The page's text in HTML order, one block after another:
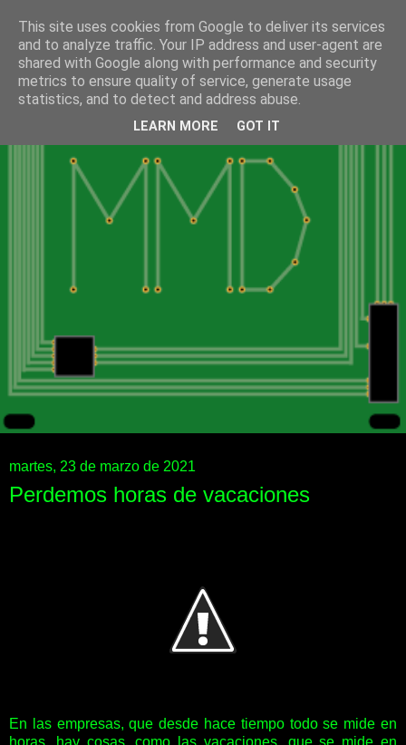
martes, 23 de marzo de 2021
Perdemos horas de vacaciones
En las empresas, que desde hace tiempo todo se mide en
horas, hay cosas, como las vacaciones, que se mide en
This site uses cookies from Google to deliver its services
and to analyze traffic. Your IP address and user-agent are
shared with Google along with performance and security
metrics to ensure quality of service, generate usage
statistics, and to detect and address abuse.
LEARN MORE GOT IT